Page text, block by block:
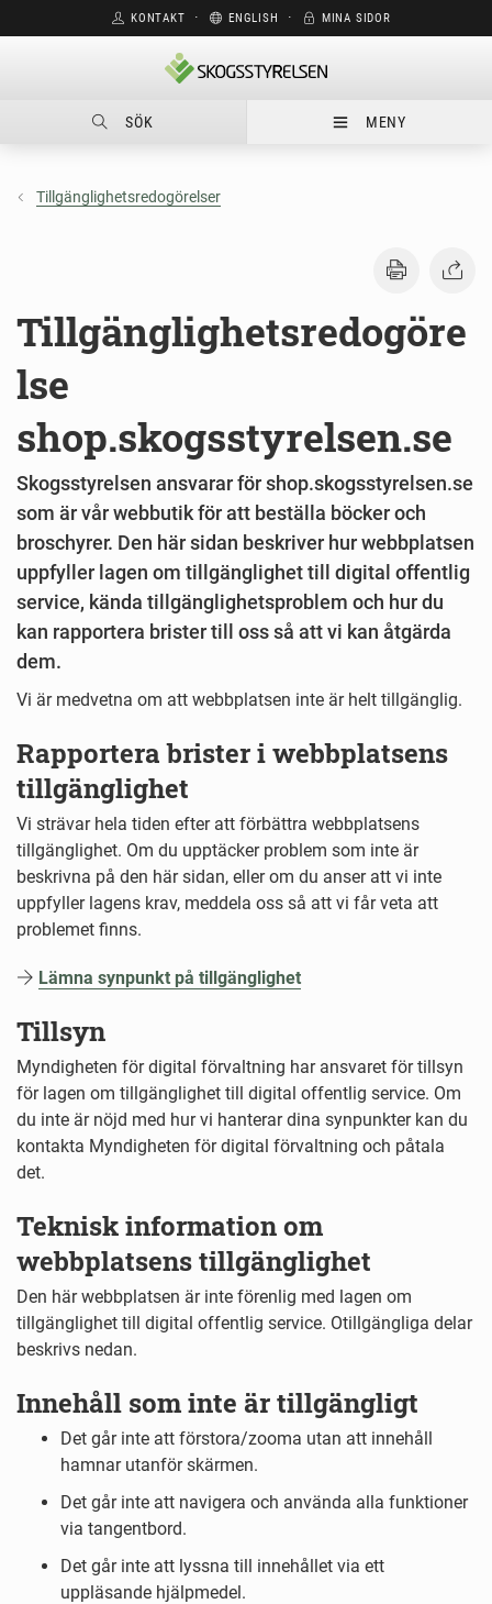
KONTAKT ⋅ ENGLISH ⋅ MINA SIDOR
SÖK MENY
Tillgänglighetsredogörelser
Tillgänglighetsredogöre
lse
shop.skogsstyrelsen.se
Skogsstyrelsen ansvarar för shop.skogsstyrelsen.se
som är vår webbutik för att beställa böcker och
broschyrer. Den här sidan beskriver hur webbplatsen
uppfyller lagen om tillgänglighet till digital offentlig
service, kända tillgänglighetsproblem och hur du
kan rapportera brister till oss så att vi kan åtgärda
dem.
Vi är medvetna om att webbplatsen inte är helt tillgänglig.
Rapportera brister i webbplatsens
tillgänglighet
Vi strävar hela tiden efter att förbättra webbplatsens
tillgänglighet. Om du upptäcker problem som inte är
beskrivna på den här sidan, eller om du anser att vi inte
uppfyller lagens krav, meddela oss så att vi får veta att
problemet finns.
Lämna synpunkt på tillgänglighet
Tillsyn
Myndigheten för digital förvaltning har ansvaret för tillsyn
för lagen om tillgänglighet till digital offentlig service. Om
du inte är nöjd med hur vi hanterar dina synpunkter kan du
kontakta Myndigheten för digital förvaltning och påtala
det.
Teknisk information om
webbplatsens tillgänglighet
Den här webbplatsen är inte förenlig med lagen om
tillgänglighet till digital offentlig service. Otillgängliga delar
beskrivs nedan.
Innehåll som inte är tillgängligt
Det går inte att förstora/zooma utan att innehåll
hamnar utanför skärmen.
Det går inte att navigera och använda alla funktioner
via tangentbord.
Det går inte att lyssna till innehållet via ett
uppläsande hjälpmedel.